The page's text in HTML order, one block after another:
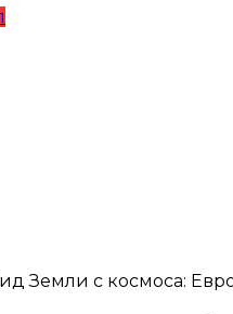
Земли с космоса: